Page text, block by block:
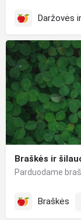
Daržovės
Braškės ir
Parduodame
Braškės